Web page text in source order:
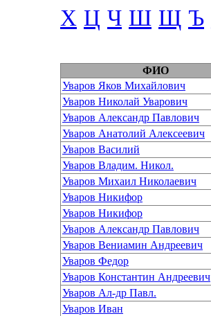
Х Ц Ч Ш Щ Ъ
ФИО
Уваров Яков Михайлович
Уваров Николай Уварович
Уваров Александр Павлович
Уваров Анатолий Алексеевич
Уваров Василий
Уваров Владим. Никол.
Уваров Михаил Николаевич
Уваров Никифор
Уваров Никифор
Уваров Александр Павлович
Уваров Вениамин Андреевич
Уваров Федор
Уваров Константин Андреевич
Уваров Ал-др Павл.
Уваров Иван